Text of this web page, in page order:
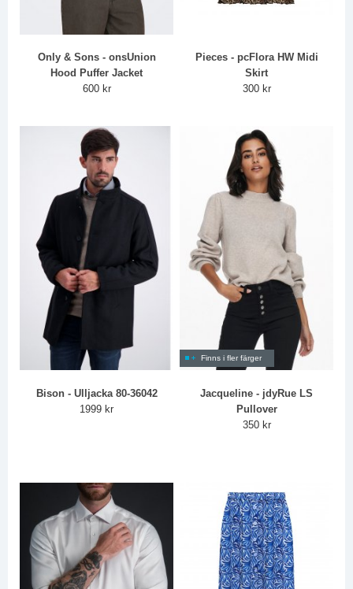
Only & Sons - onsUnion
Hood Puffer Jacket
600 kr
Pieces - pcFlora HW Midi
Skirt
300 kr
Bison - Ulljacka 80-36042
1999 kr
Finns i fler färger
Jacqueline - jdyRue LS
Pullover
350 kr